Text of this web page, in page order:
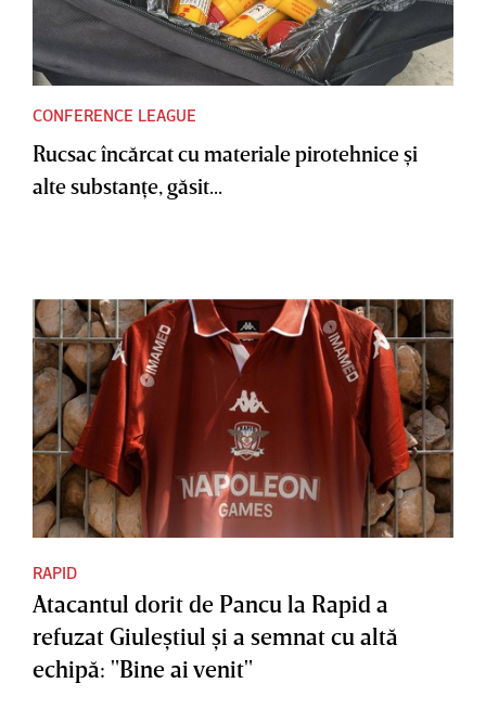
CONFERENCE LEAGUE
Rucsac încărcat cu materiale pirotehnice şi
alte substanţe, găsit...
RAPID
Atacantul dorit de Pancu la Rapid a
refuzat Giuleştiul şi a semnat cu altă
echipă: "Bine ai venit"